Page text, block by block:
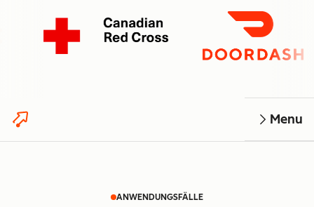
Menu
ANWENDUNGSFÄLLE